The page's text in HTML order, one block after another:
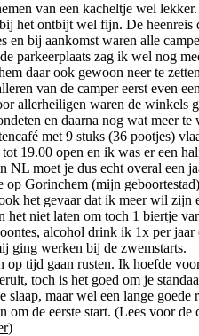
van een kacheltje wel
het ontbijt wel fijn. De heenreis
en bij aankomst waren alle
parkeerplaats zag ik wel nog
daar ook gewoon neer te
van de camper eerst even
allerheiligen waren de winkels
en daarna nog wat meer te
met 9 stuks (36 pootjes)
tot 19.00 open en ik was er een
NL moet je dus echt overal een
Gorinchem (mijn
het gevaar dat ik meer wil zijn
het niet laten om toch 1 biertje
alcohol drink ik 1x per
ging werken bij de zwemstarts.
tijd gaan rusten. Ik hoefde
toch is het goed om je
slaap, maar wel een lange goede
om de eerste start. (Lees voor de
)